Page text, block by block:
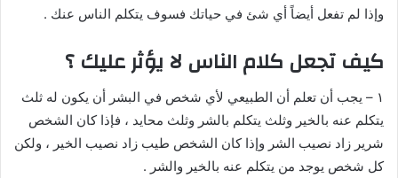
وإذا لم تفعل أيضاً أي شئ في حياتك فسوف يتكلم الناس عنك .
كيف تجعل كلام الناس لا يؤثر عليك ؟
١ – يجب أن تعلم أن الطبيعي لأي شخص في البشر أن يكون له ثلث
يتكلم عنه بالخير وثلث يتكلم بالشر وثلث محايد ، فإذا كان الشخص
شرير زاد نصيب الشر وإذا كان الشخص طيب زاد نصيب الخير ، ولكن
كل شخص يوجد من يتكلم عنه بالخير والشر .